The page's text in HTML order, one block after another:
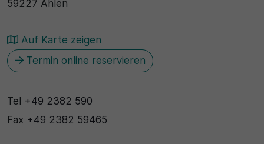
59227 Ahlen
Auf Karte zeigen
Termin online reservieren
Tel +49 2382 590
Fax +49 2382 59465